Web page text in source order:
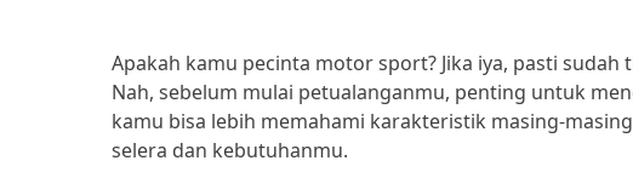
Apakah kamu pecinta motor sport? Jika iya, pasti
Nah, sebelum mulai petualanganmu, penting untuk
kamu bisa lebih memahami karakteristik masing-
selera dan kebutuhanmu.